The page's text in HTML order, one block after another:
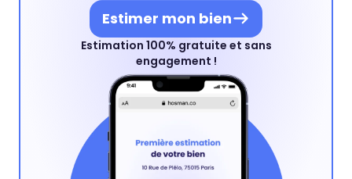
Estimer mon bien
Estimation 100% gratuite et sans
engagement !